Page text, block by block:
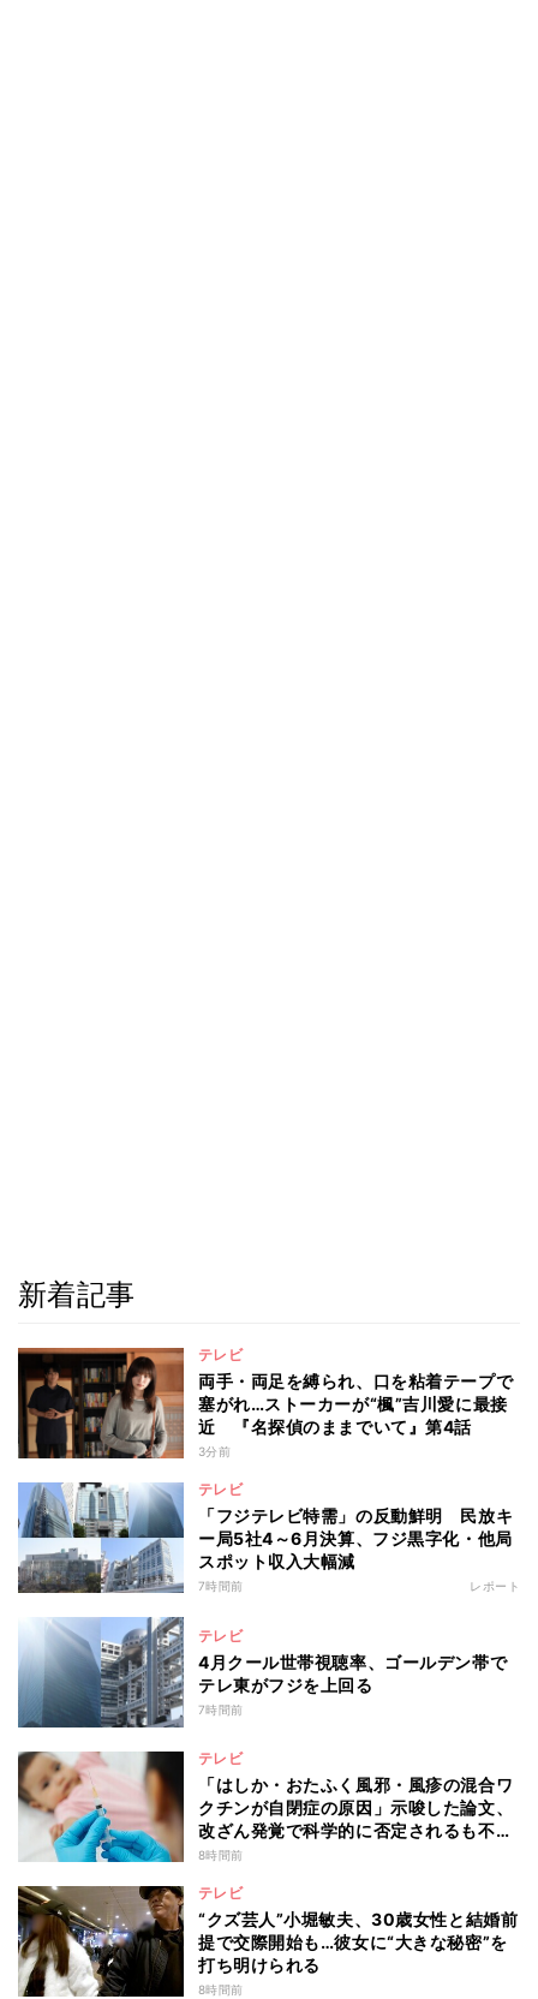
新着記事
テレビ
両手・両足を縛られ、口を粘着テープで
塞がれ…ストーカーが“楓”吉川愛に最接
近 『名探偵のままでいて』第4話
3分前
テレビ
「フジテレビ特需」の反動鮮明 民放キ
ー局5社4～6月決算、フジ黒字化・他局
スポット収入大幅減
7時間前 レポート
テレビ
4月クール世帯視聴率、ゴールデン帯で
テレ東がフジを上回る
7時間前
テレビ
「はしか・おたふく風邪・風疹の混合ワ
クチンが自閉症の原因」示唆した論文、
改ざん発覚で科学的に否定されるも不安
消えず…科学者たちの反証はなぜ届かな
8時間前
テレビ
“クズ芸人”小堀敏夫、30歳女性と結婚前
提で交際開始も…彼女に“大きな秘密”を
打ち明けられる
8時間前